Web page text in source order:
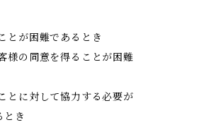
とが困難であるとき
様の同意を得ることが困難
とに対して協力する必要が
とき